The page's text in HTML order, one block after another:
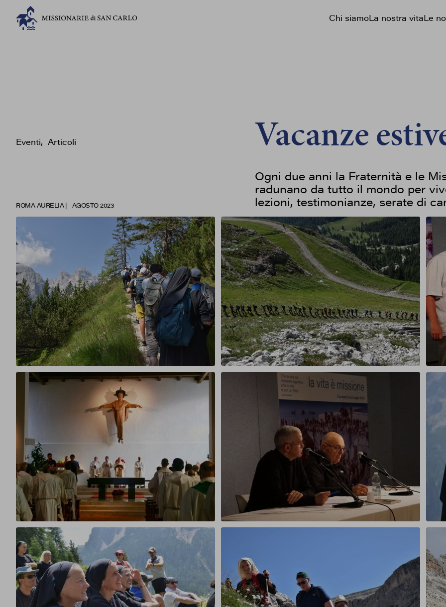
Chi siamoLa nostra vitaLe
Vacanze
Eventi Articoli
ROMA AURELIA AGOSTO 2023
Ogni due anni la Fraternità e le
radunano da tutto il mondo per
lezioni, testimonianze, serate di